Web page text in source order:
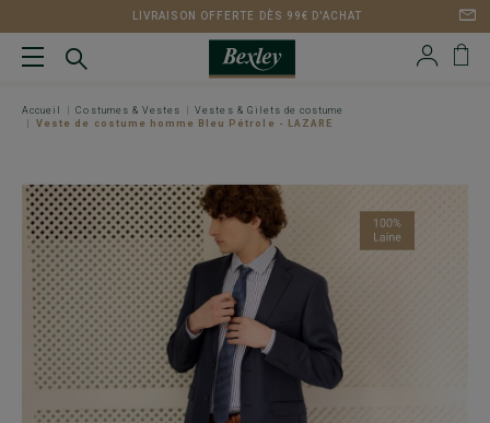
LIVRAISON OFFERTE DÈS 99€ D'ACHAT
Accueil Costumes & Vestes
Vestes & Gilets de costume
Veste de costume homme Bleu Pétrole - LAZARE